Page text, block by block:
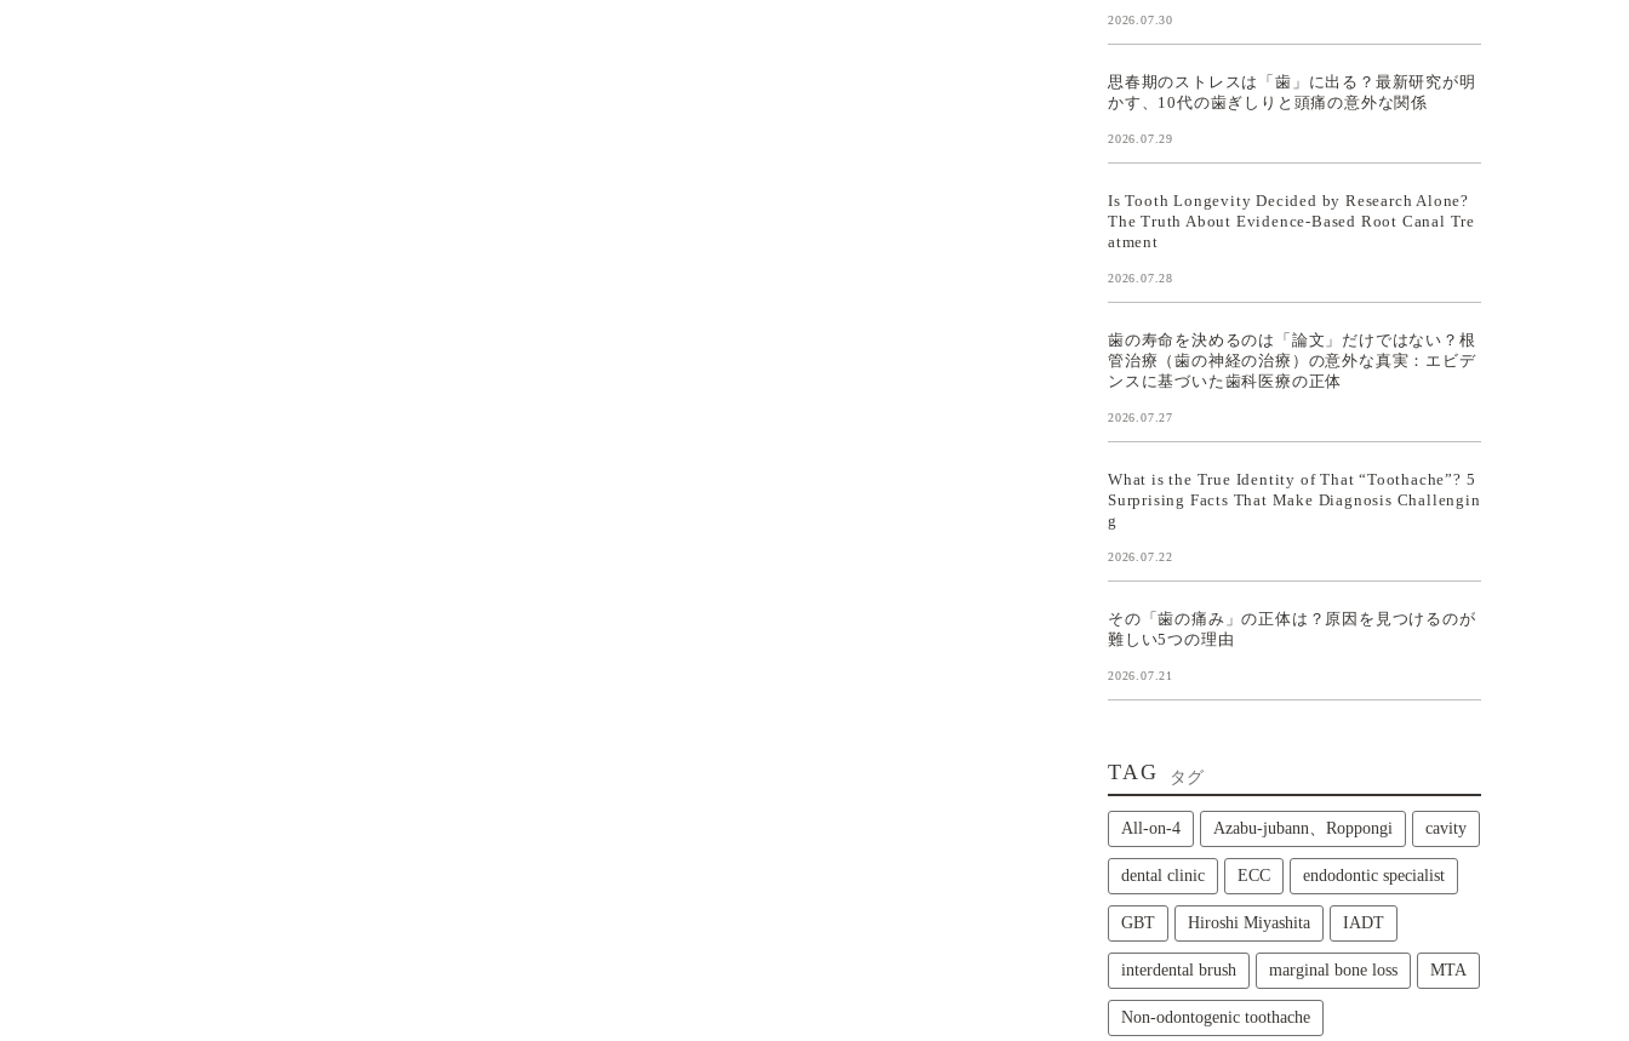
2026.07.30
思春期のストレスは「歯」に出る？最新研究が明
かす、10代の歯ぎしりと頭痛の意外な関係
2026.07.29
Is Tooth Longevity Decided by Research Alone?
The Truth About Evidence-Based Root Canal Tre
atment
2026.07.28
歯の寿命を決めるのは「論文」だけではない？根
管治療（歯の神経の治療）の意外な真実：エビデ
ンスに基づいた歯科医療の正体
2026.07.27
What is the True Identity of That “Toothache”? 5
Surprising Facts That Make Diagnosis Challengin
g
2026.07.22
その「歯の痛み」の正体は？原因を見つけるのが
難しい5つの理由
2026.07.21
TAG タグ
All‑on‑4 Azabu-jubann、Roppongi cavity
dental clinic ECC endodontic specialist
GBT Hiroshi Miyashita IADT
interdental brush marginal bone loss MTA
Non-odontogenic toothache